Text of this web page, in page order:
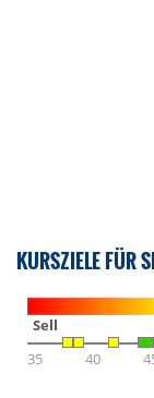
KURSZIELE FÜR
Sell
35
40